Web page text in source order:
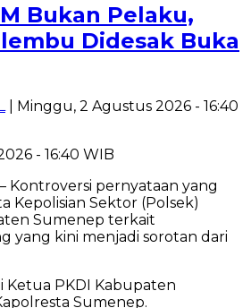
Bukan Pelaku,
Didesak Buka
| Minggu, 2 Agustus 2026 - 16:40
- 16:40 WIB
Kontroversi pernyataan yang
Kepolisian Sektor (Polsek)
Sumenep terkait
yang kini menjadi sorotan dari